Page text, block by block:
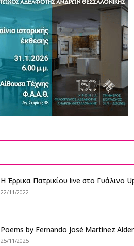
Η Έρρικα Πατρικίου live στο Γυάλινο
22/11/2022
Poems by Fernando José Martínez
25/11/2025